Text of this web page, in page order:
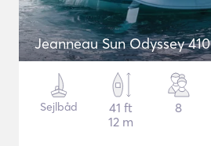
Jeanneau Sun Odyssey 410
Sejlbåd
41 ft
12 m
8